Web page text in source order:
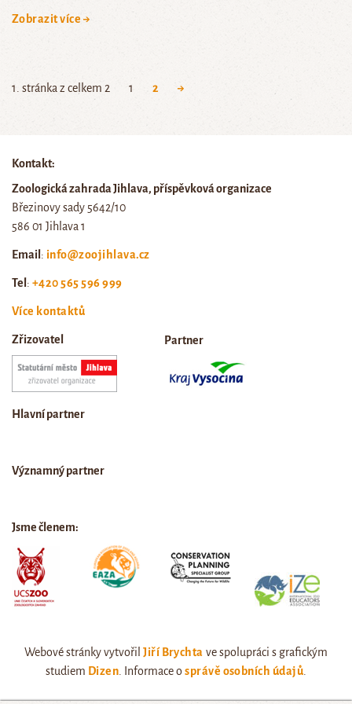
Zobrazit více →
1. stránka z celkem 2 1 2 →
Kontakt:
Zoologická zahrada Jihlava, příspěvková organizace
Březinovy sady 5642/10
586 01 Jihlava 1
Email: info@zoojihlava.cz
Tel: +420 565 596 999
Více kontaktů
Zřizovatel Partner
Hlavní partner
Významný partner
Jsme členem:
Webové stránky vytvořilJiří Brychta ve spolupráci s grafickým
studiem Dizen . Informace osprávě osobních údajů